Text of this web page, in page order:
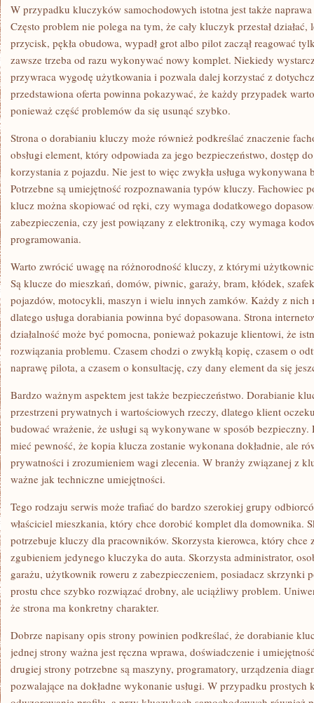
W przypadku kluczyków samochodowych istotna jest także
Często problem nie polega na tym, że cały kluczyk przestał działać,
przycisk, pękła obudowa, wypadł grot albo pilot zaczął reagować
zawsze trzeba od razu wykonywać nowy komplet. Niekiedy
przywraca wygodę użytkowania i pozwala dalej korzystać z
przedstawiona oferta powinna pokazywać, że każdy przypadek
ponieważ część problemów da się usunąć szybko.
Strona o dorabianiu kluczy może również podkreślać znaczenie
obsługi element, który odpowiada za jego bezpieczeństwo, dostęp
korzystania z pojazdu. Nie jest to więc zwykła usługa wykonywana
Potrzebne są umiejętność rozpoznawania typów kluczy. Fachowiec
klucz można skopiować od ręki, czy wymaga dodatkowego
zabezpieczenia, czy jest powiązany z elektroniką, czy wymaga
programowania.
Warto zwrócić uwagę na różnorodność kluczy, z którymi
Są klucze do mieszkań, domów, piwnic, garaży, bram, kłódek,
pojazdów, motocykli, maszyn i wielu innych zamków. Każdy z nich
dlatego usługa dorabiania powinna być dopasowana. Strona
działalność może być pomocna, ponieważ pokazuje klientowi, że
rozwiązania problemu. Czasem chodzi o zwykłą kopię, czasem o
naprawę pilota, a czasem o konsultację, czy dany element da się
Bardzo ważnym aspektem jest także bezpieczeństwo. Dorabianie
przestrzeni prywatnych i wartościowych rzeczy, dlatego klient
budować wrażenie, że usługi są wykonywane w sposób
mieć pewność, że kopia klucza zostanie wykonana dokładnie, ale
prywatności i zrozumieniem wagi zlecenia. W branży związanej z
ważne jak techniczne umiejętności.
Tego rodzaju serwis może trafiać do bardzo szerokiej grupy
właściciel mieszkania, który chce dorobić komplet dla domownika.
potrzebuje kluczy dla pracowników. Skorzysta kierowca, który chce
zgubieniem jedynego kluczyka do auta. Skorzysta administrator,
garażu, użytkownik roweru z zabezpieczeniem, posiadacz skrzynki
prostu chce szybko rozwiązać drobny, ale uciążliwy problem.
że strona ma konkretny charakter.
Dobrze napisany opis strony powinien podkreślać, że dorabianie
jednej strony ważna jest ręczna wprawa, doświadczenie i
drugiej strony potrzebne są maszyny, programatory, urządzenia
pozwalające na dokładne wykonanie usługi. W przypadku